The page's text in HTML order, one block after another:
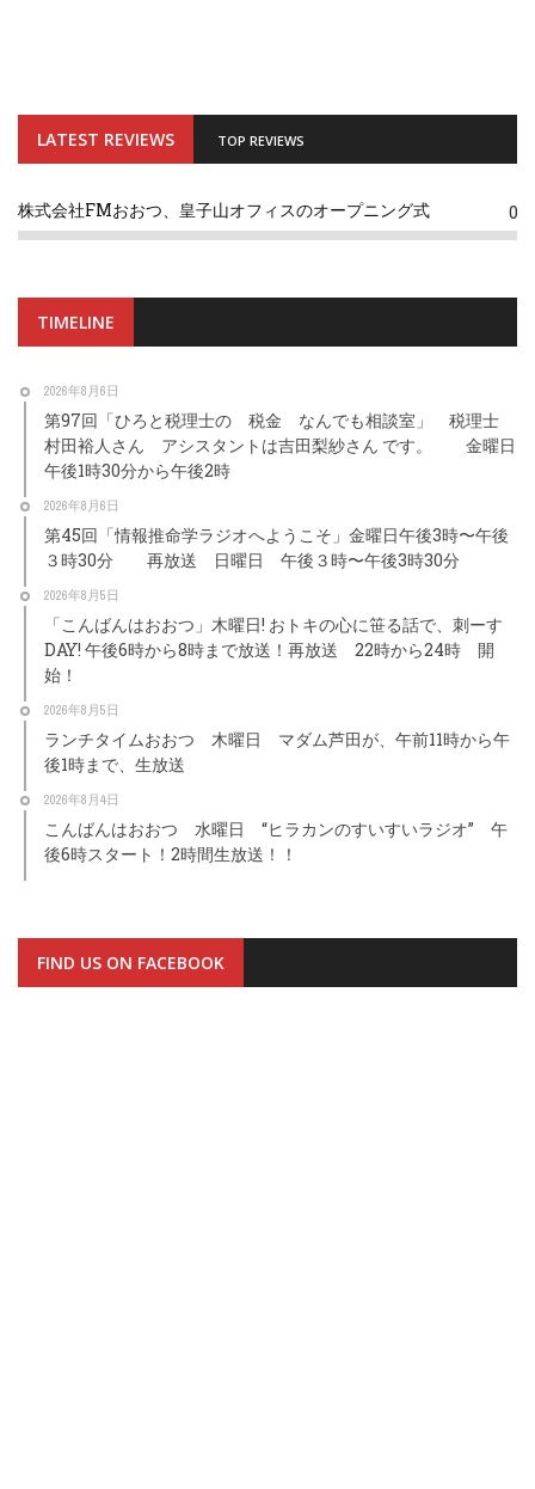
LATEST REVIEWS TOP REVIEWS
株式会社FMおおつ、皇子山オフィスのオープニング式 0
TIMELINE
2026年8月6日
第97回「ひろと税理士の 税金 なんでも相談室」 税理士
村田裕人さん アシスタントは吉田梨紗さん です。 金曜日
午後1時30分から午後2時
2026年8月6日
第45回「情報推命学ラジオへようこそ」金曜日午後3時〜午後
３時30分 再放送 日曜日 午後３時〜午後3時30分
2026年8月5日
「こんばんはおおつ」木曜日! おトキの心に笹る話で、刺ーす
DAY! 午後6時から8時まで放送！再放送 22時から24時 開
始！
2026年8月5日
ランチタイムおおつ 木曜日 マダム芦田が、午前11時から午
後1時まで、生放送
2026年8月4日
こんばんはおおつ 水曜日 “ヒラカンのすいすいラジオ” 午
後6時スタート！2時間生放送！！
FIND US ON FACEBOOK